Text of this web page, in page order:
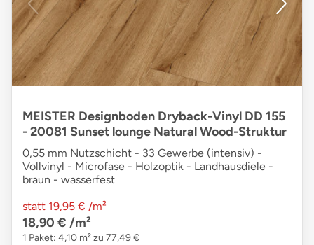
MEISTER Designboden Dryback-Vinyl DD 155
- 20081 Sunset lounge Natural Wood-Struktur
0,55 mm Nutzschicht - 33 Gewerbe (intensiv) -
Vollvinyl - Microfase - Holzoptik - Landhausdiele -
braun - wasserfest
statt 19,95 € /m²
18,90 € /m²
1 Paket: 4,10 m² zu 77,49 €